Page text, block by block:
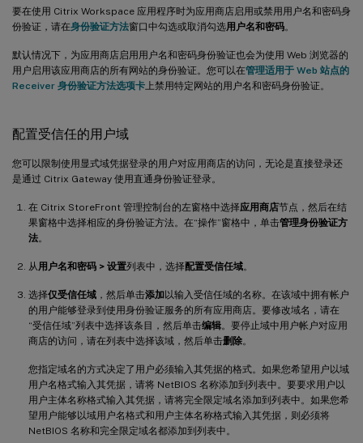
要在使用 Citrix Workspace 应用程序时为应用商店启用或禁用用户名和密码身
份验证，请在身份验证方法窗口中勾选或取消勾选用户名和密码。
默认情况下，为应用商店启用用户名和密码身份验证也会为使用 Web 浏览器的
用户启用该应用商店的所有网站的身份验证。您可以在管理适用于 Web 站点的
Receiver 身份验证方法选项卡上禁用特定网站的用户名和密码身份验证。
配置受信任的用户域
您可以限制使用显式域凭据登录的用户对应用商店的访问，无论是直接登录还
是通过 Citrix Gateway 使用直通身份验证登录。
在 Citrix StoreFront 管理控制台的左窗格中选择应用商店节点，然后在结
果窗格中选择相应的身份验证方法。在“操作”窗格中，单击管理身份验证方
法。
从用户名和密码 > 设置列表中，选择配置受信任域。
选择仅受信任域 ，然后单击添加 以输入受信任域的名称。在该域中拥有帐户
的用户能够登录到使用身份验证服务的所有应用商店。要修改域名，请在
“受信任域”列表中选择该条目，然后单击编辑。要停止域中用户帐户对应用
商店的访问，请在列表中选择该域，然后单击删除。
您指定域名的方式决定了用户必须输入其凭据的格式。如果您希望用户以域
用户名格式输入其凭据，请将 NetBIOS 名称添加到列表中。要要求用户以
用户主体名称格式输入其凭据，请将完全限定域名添加到列表中。如果您希
望用户能够以域用户名格式和用户主体名称格式输入其凭据，则必须将
NetBIOS 名称和完全限定域名都添加到列表中。